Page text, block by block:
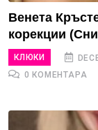
Венета
корекции
КЛЮКИ
0 КОМЕНТАРА